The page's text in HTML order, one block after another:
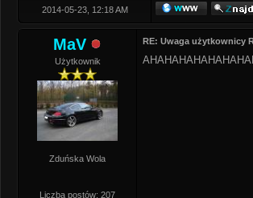
2014-05-23, 12:18 AM
MaV
Użytkownik
Zduńska Wola
Liczba postów: 207
RE: Uwaga użytkownicy